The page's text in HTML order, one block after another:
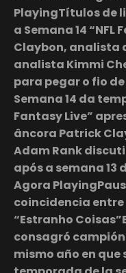
PlayingTítulos de
a Semana 14
Claybon, analista
analista Kimmi
para pegar o fio
Semana 14 da
Fantasy Live”
âncora Patrick
Adam Rank
após a semana 13
Agora
coincidencia entre
“Estranho
consagró
mismo año en